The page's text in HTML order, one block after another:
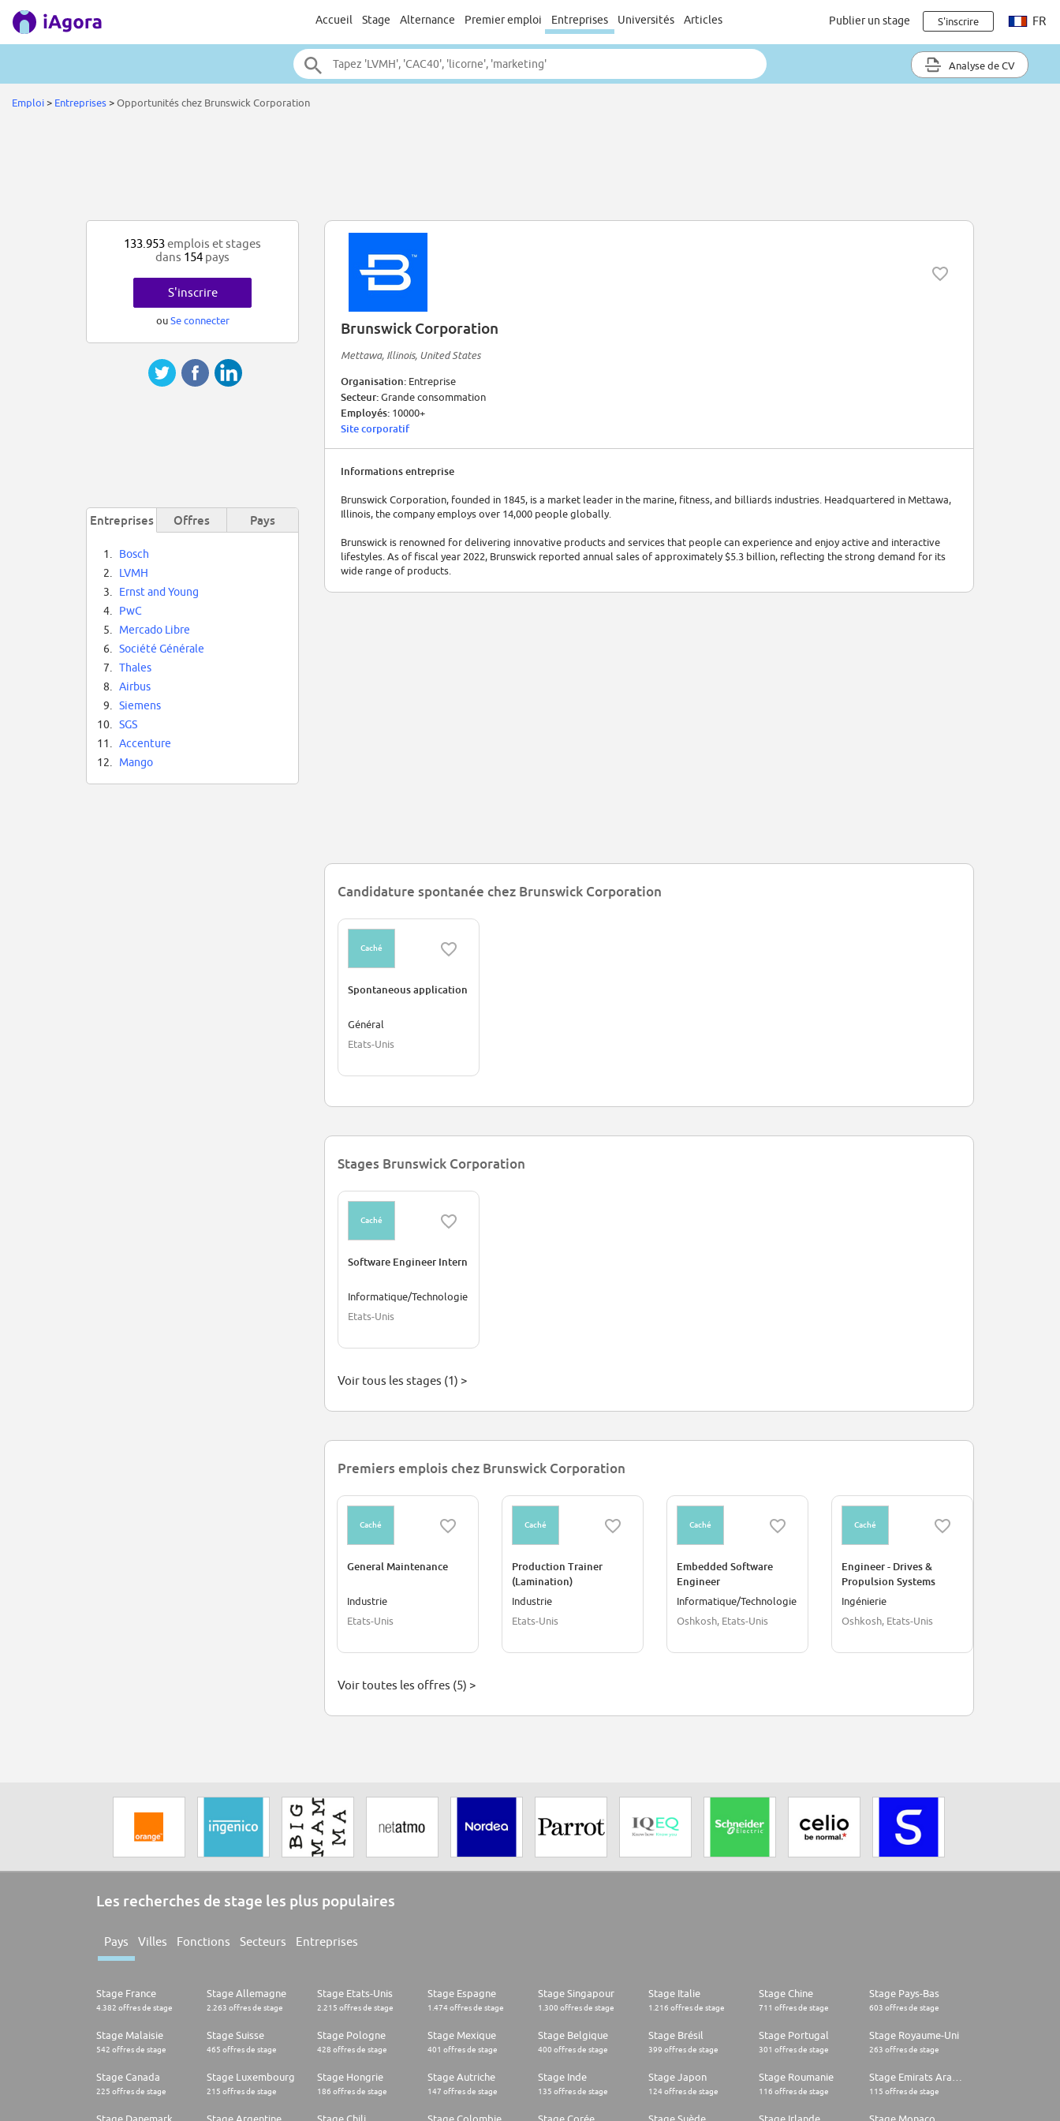
Accueil Stage Alternance Premier emploi Entreprises Universités Articles Publier un stage S'inscrire FR
Analyse de CV
Emploi> Entreprises>Opportunités chez Brunswick Corporation
Brunswick Corporation
Mettawa, Illinois, United States
Organisation: Entreprise
Secteur:Grande consommation
Employés: 10000+
Site corporatif
Informations entreprise
Brunswick Corporation, founded in 1845, is a market leader in the marine, fitness, and billiards industries. Headquartered in Mettawa,
Illinois, the company employs over 14,000 people globally.
Brunswick is renowned for delivering innovative products and services that people can experience and enjoy active and interactive
lifestyles. As of fiscal year 2022, Brunswick reported annual sales of approximately $5.3 billion, reflecting the strong demand for its
wide range of products.
Candidature spontanée chez Brunswick Corporation
Caché
Spontaneous application
Général
Etats-Unis
Stages Brunswick Corporation
Caché
Software Engineer Intern
Informatique/Technologie
Etats-Unis
Voir tous les stages (1) >
Premiers emplois chez Brunswick Corporation
Caché
General Maintenance
Industrie
Etats-Unis
Caché
Production Trainer
(Lamination)
Industrie
Etats-Unis
Caché
Embedded Software
Engineer
Informatique/Technologie
Oshkosh, Etats-Unis
Caché
Engineer - Drives &
Propulsion Systems
Ingénierie
Oshkosh, Etats-Unis
Voir toutes les offres (5) >
133.953emplois et stages
dans 154 pays
S'inscrire
ouSe connecter
Entreprises Offres Pays
1.
Bosch
2.
LVMH
3.
Ernst and Young
4.
PwC
5.
Mercado Libre
6.
Société Générale
7.
Thales
8.
Airbus
9.
Siemens
10.
SGS
11.
Accenture
12.
Mango
Les recherches de stage les plus populaires
Pays Villes Fonctions Secteurs Entreprises
Stage France
4.382 offres de stage
Stage Allemagne
2.263 offres de stage
Stage Etats-Unis
2.215 offres de stage
Stage Espagne
1.474 offres de stage
Stage Singapour
1.300 offres de stage
Stage Italie
1.216 offres de stage
Stage Chine
711 offres de stage
Stage Pays-Bas
603 offres de stage
Stage Malaisie
542 offres de stage
Stage Suisse
465 offres de stage
Stage Pologne
428 offres de stage
Stage Mexique
401 offres de stage
Stage Belgique
400 offres de stage
Stage Brésil
399 offres de stage
Stage Portugal
301 offres de stage
Stage Royaume-Uni
263 offres de stage
Stage Canada
225 offres de stage
Stage Luxembourg
215 offres de stage
Stage Hongrie
186 offres de stage
Stage Autriche
147 offres de stage
Stage Inde
135 offres de stage
Stage Japon
124 offres de stage
Stage Roumanie
116 offres de stage 115 offres de stage